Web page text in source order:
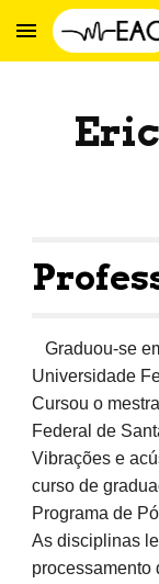
Skip to main
Graduou-se
Universidade
Cursou o
Federal de
Vibrações e
curso de
Programa de
As disciplinas
processamento